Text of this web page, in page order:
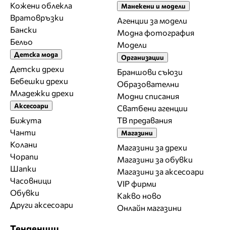
Кожени облекла
Вратовръзки
Бански
Бельо
Детска мода
Детски дрехи
Бебешки дрехи
Младежки дрехи
Аксесоари
Бижута
Чанти
Колани
Чорапи
Шапки
Часовници
Обувки
Други аксесоари
Манекени и модели
Агенции за модели
Модна фотография
Модели
Организации
Браншови съюзи
Образователни
Модни списания
Сватбени агенции
ТВ предавания
Магазини
Магазини за дрехи
Магазини за обувки
Магазини за aксесоари
VIP фирми
Какво ново
Онлайн магазини